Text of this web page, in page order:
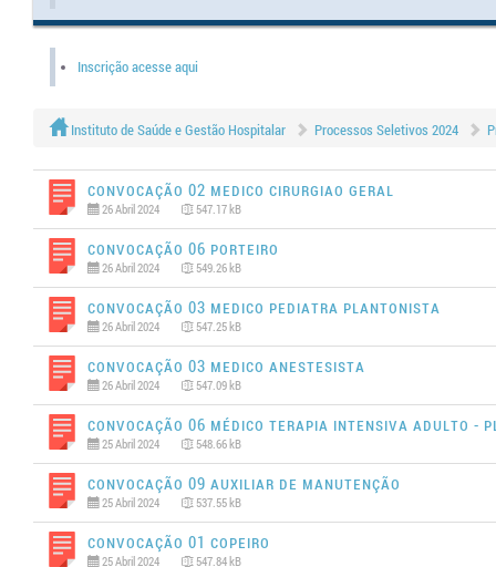
Inscrição acesse aqui
Instituto de Saúde e Gestão Hospitalar Processos Seletivos 2024
Convocação 02 MEDICO CIRURGIAO GERAL
26 Abril 2024 547.17 kB
Convocação 06 PORTEIRO
26 Abril 2024 549.26 kB
Convocação 03 MEDICO PEDIATRA PLANTONISTA
26 Abril 2024 547.25 kB
Convocação 03 MEDICO ANESTESISTA
26 Abril 2024 547.09 kB
Convocação 06 MÉDICO TERAPIA INTENSIVA ADULTO -
25 Abril 2024 548.66 kB
Convocação 09 AUXILIAR DE MANUTENÇÃO
25 Abril 2024 537.55 kB
Convocação 01 COPEIRO
25 Abril 2024 547.84 kB